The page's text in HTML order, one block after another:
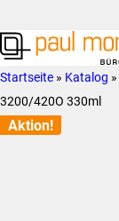
Hauptnavigation
springen
to
main
content
Paul
Morger
AG
so
individuell
wie
Startseite » Katalog »
3200/420O 330ml
Aktion!